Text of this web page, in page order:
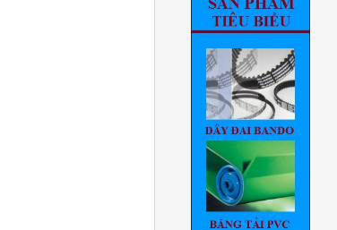
Phẫu thuật điều trị các tật
khúc xạ mắt bằng Laser
Excimer